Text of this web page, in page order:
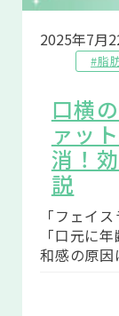
2025年7月
#脂
口横
ァッ
消！
説
「フェイ
「口元に
和感の原因